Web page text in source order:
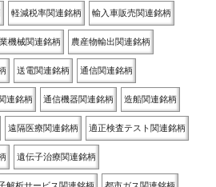
軽減税率関連銘柄 輸入車販売関連銘柄
機械関連銘柄 農産物輸出関連銘柄
送電関連銘柄 通信関連銘柄
連銘柄 通信機器関連銘柄 造船関連銘柄
遠隔医療関連銘柄 適正検査テスト関連銘柄
遺伝子治療関連銘柄